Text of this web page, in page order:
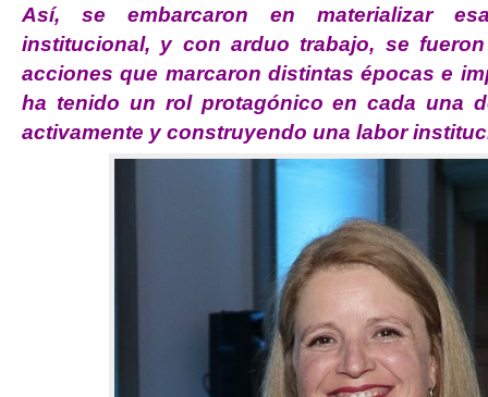
Así, se embarcaron en materializar
institucional, y con arduo trabajo, se
acciones que marcaron distintas épocas e
ha tenido un rol protagónico en cada una
activamente y construyendo una labor